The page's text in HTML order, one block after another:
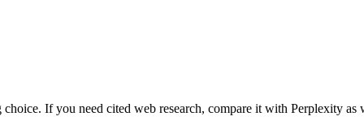
If you need cited web research, compare it with Perplexity as